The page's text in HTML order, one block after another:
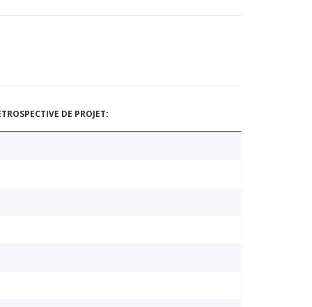
DE PROJET: